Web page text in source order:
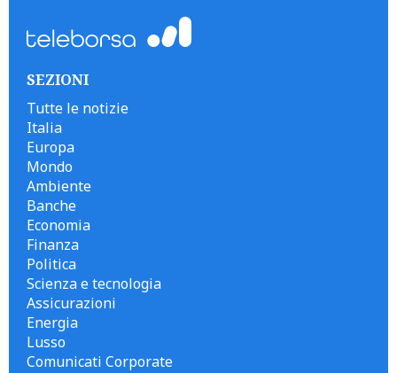
SEZIONI
Tutte le notizie
Italia
Europa
Mondo
Ambiente
Banche
Economia
Finanza
Politica
Scienza e tecnologia
Assicurazioni
Energia
Lusso
Comunicati Corporate